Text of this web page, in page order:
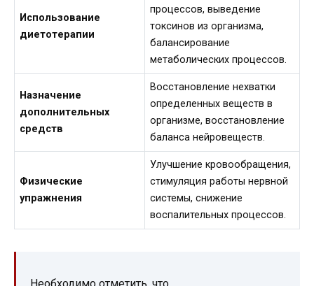
Использование
диетотерапии
процессов, выведение
токсинов из организма,
балансирование
метаболических процессов.
Назначение
дополнительных
средств
Восстановление нехватки
определенных веществ в
организме, восстановление
баланса нейровеществ.
Физические
упражнения
Улучшение кровообращения,
стимуляция работы нервной
системы, снижение
воспалительных процессов.